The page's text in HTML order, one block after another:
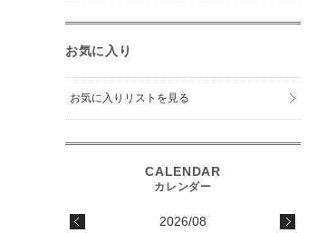
お気に入り
お気に入りリストを見る
2026/08